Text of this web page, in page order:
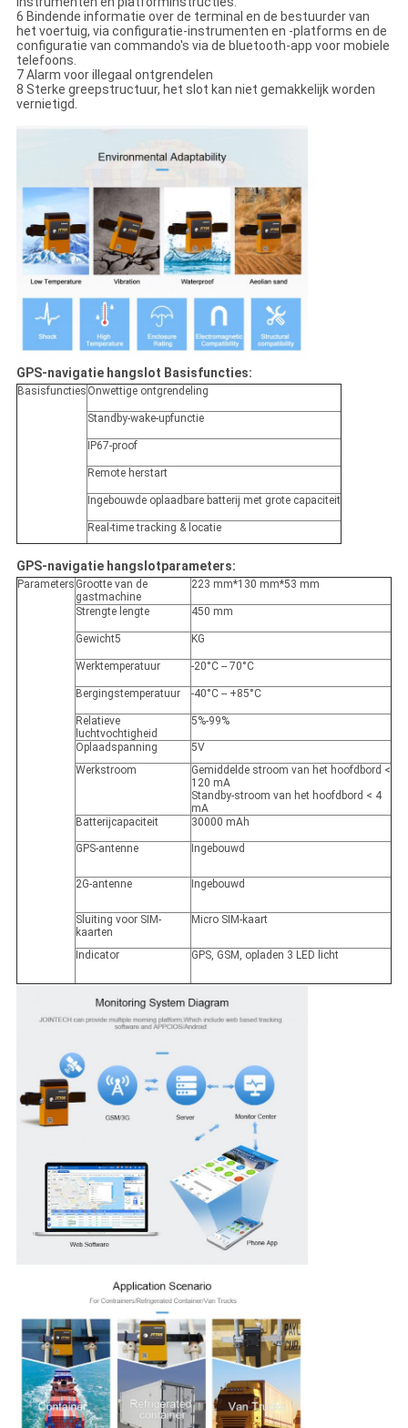
6 Bindende informatie over de terminal en de bestuurder van
het voertuig, via configuratie-instrumenten en -platforms en de
configuratie van commando's via de bluetooth-app voor mobiele
telefoons.
7 Alarm voor illegaal ontgrendelen
8 Sterke greepstructuur, het slot kan niet gemakkelijk worden
vernietigd.
GPS-navigatie hangslot Basisfuncties:
Basisfuncties Onwettige ontgrendeling
Standby-wake-upfunctie
IP67-proof
Remote herstart
Ingebouwde oplaadbare batterij met grote capaciteit
Real-time tracking & locatie
GPS-navigatie hangslotparameters:
Parameters Grootte van de
gastmachine
223 mm*130 mm*53 mm
Strengte lengte 450 mm
Gewicht5 KG
Werktemperatuur -20°C -- 70°C
Bergingstemperatuur -40°C -- +85°C
Relatieve
luchtvochtigheid
5%-99%
Oplaadspanning
5V
Werkstroom
Gemiddelde stroom van het hoofdbord <
120 mA
Standby-stroom van het hoofdbord < 4
mA
Batterijcapaciteit
30000 mAh
GPS-antenne Ingebouwd
2G-antenne Ingebouwd
Sluiting voor SIM-
kaarten
Micro SIM-kaart
Indicator GPS, GSM, opladen 3 LED licht